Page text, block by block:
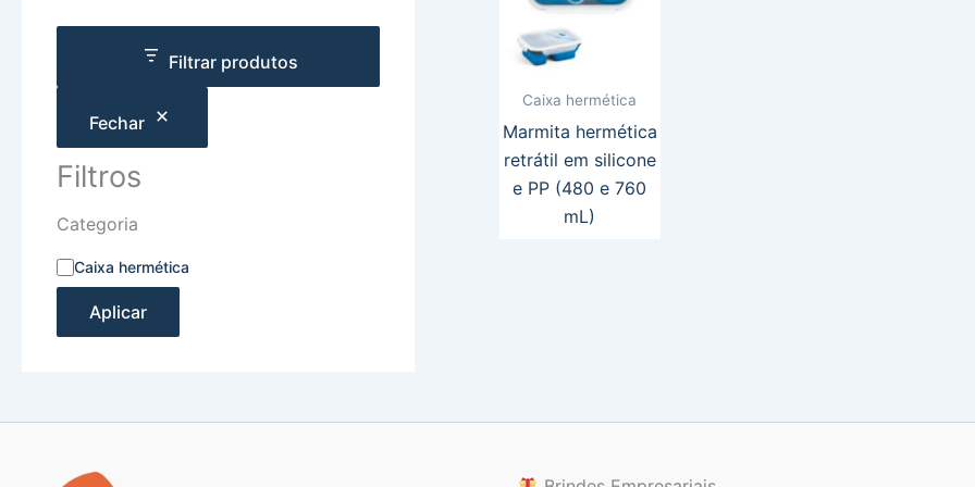
Filtrar produtos
Fechar
Filtros
Categoria
Caixa hermética
Aplicar
Caixa hermética
Marmita hermética
retrátil em silicone
e PP (480 e 760
mL)